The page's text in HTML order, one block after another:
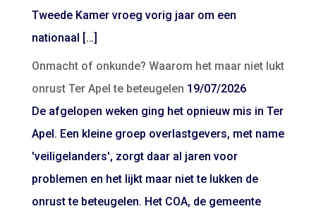
Tweede Kamer vroeg vorig jaar om een
nationaal […]
Onmacht of onkunde? Waarom het maar niet lukt
onrust Ter Apel te beteugelen 19/07/2026
De afgelopen weken ging het opnieuw mis in Ter
Apel. Een kleine groep overlastgevers, met name
'veiligelanders', zorgt daar al jaren voor
problemen en het lijkt maar niet te lukken de
onrust te beteugelen. Het COA, de gemeente